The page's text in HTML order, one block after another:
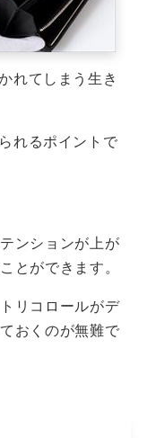
れてしまう生き
れるポイントで
ンションが上が
とができます。
リコロールがデ
おくのが無難で